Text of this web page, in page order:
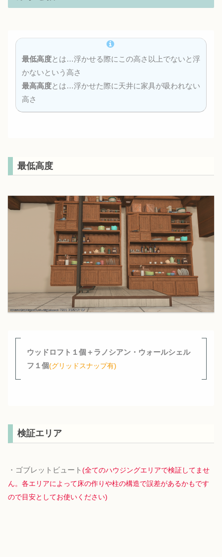
最低高度とは…浮かせる際にこの高さ以上でないと浮
かないという高さ
最高高度とは…浮かせた際に天井に家具が吸われない
高さ
最低高度
ウッドロフト１個＋ラノシアン・ウォールシェル
フ１個(グリッドスナップ有)
検証エリア
・ゴブレットビュート (全てのハウジングエリアで検証してませ
ん。各エリアによって床の作りや柱の構造で誤差があるかもです
ので目安としてお使いください)